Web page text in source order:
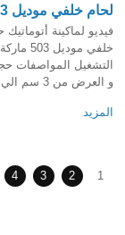
لحام خلفي موديل 503 ماركة مهندس منسي
فيديو لماكينة
خلفي
و العرض من 3 سم الي 14 سم و يمكن التعديل في الطول و العرض كمية […]
المزيد
1
2
3
4